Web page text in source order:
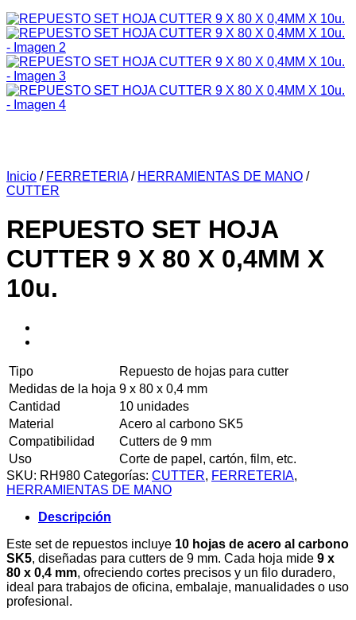
Inicio / FERRETERIA / HERRAMIENTAS DE MANO /
CUTTER
REPUESTO SET HOJA
CUTTER 9 X 80 X 0,4MM X
10u.
Tipo
Repuesto de hojas para cutter
Medidas de la hoja 9 x 80 x 0,4 mm
Cantidad
10 unidades
Material
Acero al carbono SK5
Compatibilidad
Cutters de 9 mm
Uso
Corte de papel, cartón, film, etc.
SKU: RH980 Categorías: CUTTER, FERRETERIA,
HERRAMIENTAS DE MANO
Descripción
Este set de repuestos incluye 10 hojas de acero al carbono
SK5, diseñadas para cutters de 9 mm. Cada hoja mide 9 x
80 x 0,4 mm, ofreciendo cortes precisos y un filo duradero,
ideal para trabajos de oficina, embalaje, manualidades o uso
profesional.